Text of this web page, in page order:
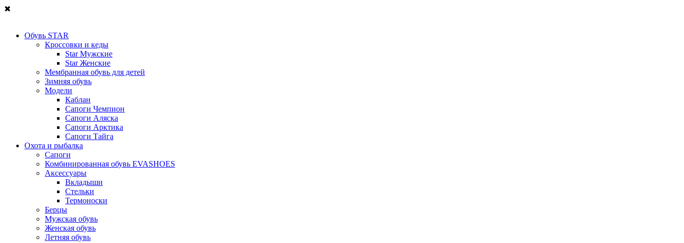
✖
Обувь STAR
Кроссовки и кеды
Star Мужские
Star Женские
Мембранная обувь для детей
Зимняя обувь
Модели
Каблан
Сапоги Чемпион
Сапоги Аляска
Сапоги Арктика
Сапоги Тайга
Охота и рыбалка
Сапоги
Комбинированная обувь EVASHOES
Аксессуары
Вкладыши
Стельки
Термоноски
Берцы
Мужская обувь
Женская обувь
Летняя обувь